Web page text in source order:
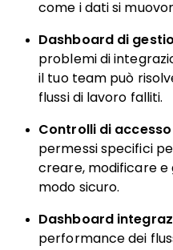
come i dati si
Dashboard di
problemi di
il tuo team può
flussi di lavoro falliti.
Controlli di
permessi specifici
creare, modificare e
modo sicuro.
Dashboard
performance dei